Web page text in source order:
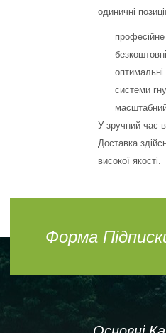
одиничні
оптимальні
системи
У зручний час
Доставка
високої якості.
Форма